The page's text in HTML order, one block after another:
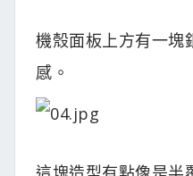
機殼面板上方有一塊
感。